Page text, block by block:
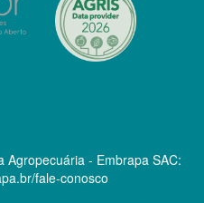
Agropecuária - Embrapa SAC:
fale-conosco